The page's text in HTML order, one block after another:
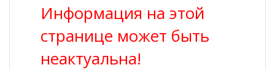
Информация на этой
странице может быть
неактуальна!